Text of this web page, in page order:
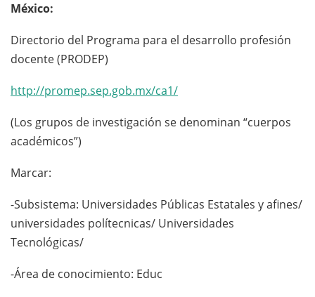
México:
Directorio del Programa para el desarrollo profesión
docente (PRODEP)
http://promep.sep.gob.mx/ca1/
(Los grupos de investigación se denominan “cuerpos
académicos”)
Marcar:
-Subsistema: Universidades Públicas Estatales y afines/
universidades polítecnicas/ Universidades
Tecnológicas/
-Área de conocimiento: Educ